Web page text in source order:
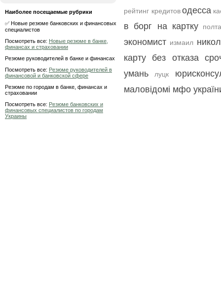
Наиболее посещаемые рубрики
✅ Новые резюме банковских и финансовых
специалистов
Посмотреть все: Новые резюме в банке,
финансах и страховании
Резюме руководителей в банке и финансах
Посмотреть все: Резюме руководителей в
финансовой и банковской сфере
Резюме по городам в банке, финансах и
страховании
Посмотреть все: Резюме банковских и
финансовых специалистов по городам
Украины
рейтинг кредитов одесса
в борг на картку
экономист измаил
карту без отказа
умань
луцк
маловідомі мфо